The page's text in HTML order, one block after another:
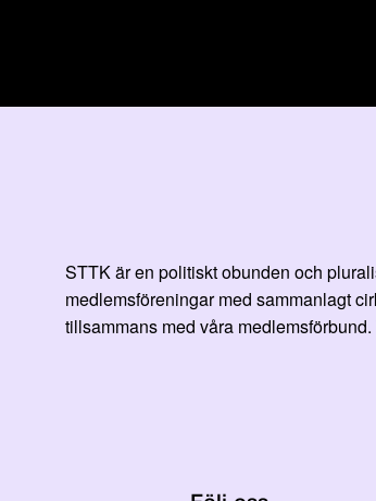
STTK är en politiskt obunden och
medlemsföreningar med sammanlagt
tillsammans med våra